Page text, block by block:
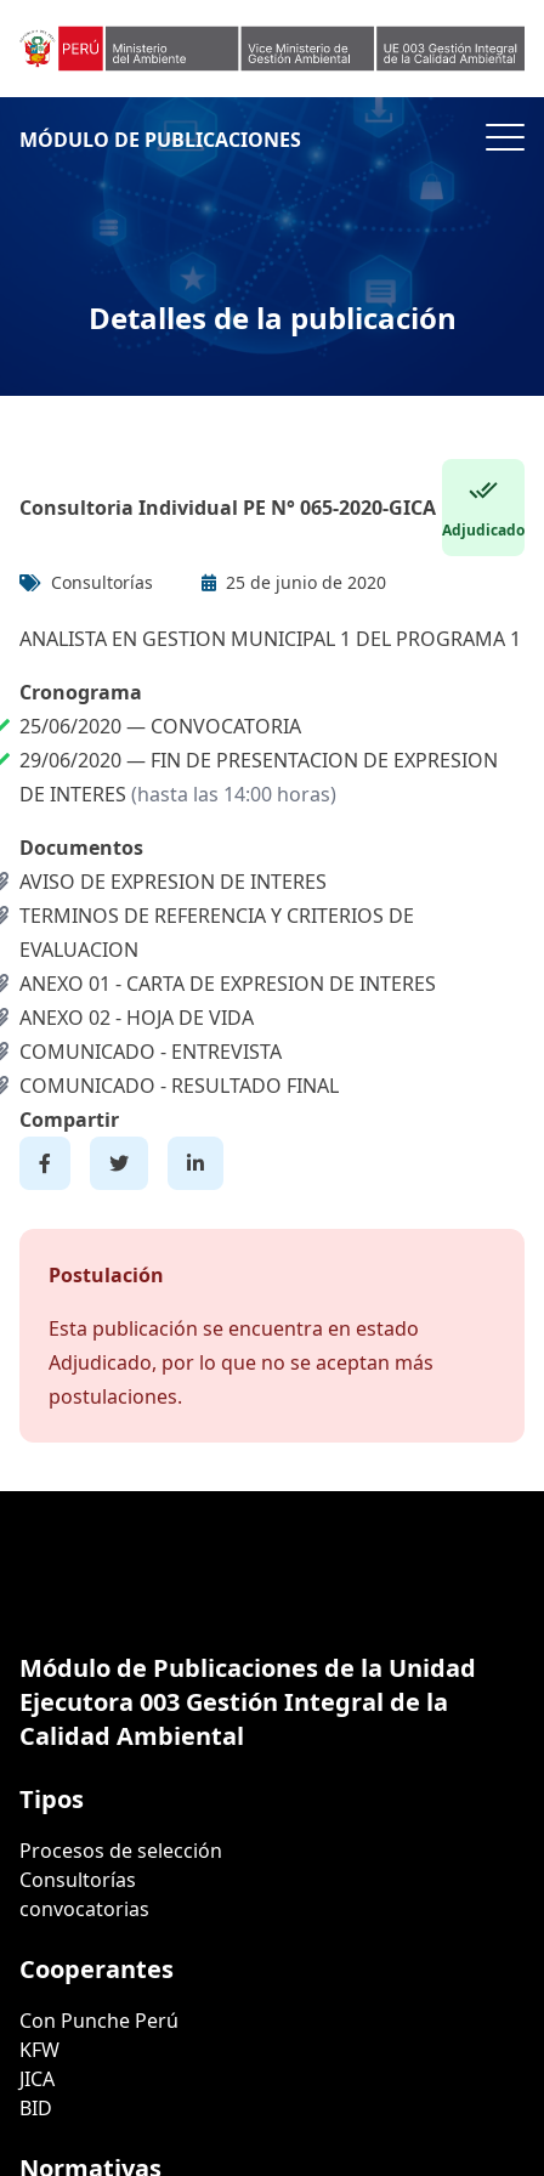
MÓDULO DE PUBLICACIONES
Detalles de la publicación
Consultoria Individual PE N° 065-2020-GICA
Adjudicado
Consultorías 25 de junio de 2020
ANALISTA EN GESTION MUNICIPAL 1 DEL PROGRAMA 1
Cronograma
25/06/2020 — CONVOCATORIA
29/06/2020 — FIN DE PRESENTACION DE EXPRESION
DE INTERES (hasta las 14:00 horas)
Documentos
AVISO DE EXPRESION DE INTERES
TERMINOS DE REFERENCIA Y CRITERIOS DE
EVALUACION
ANEXO 01 - CARTA DE EXPRESION DE INTERES
ANEXO 02 - HOJA DE VIDA
COMUNICADO - ENTREVISTA
COMUNICADO - RESULTADO FINAL
Compartir
Postulación
Esta publicación se encuentra en estado
Adjudicado, por lo que no se aceptan más
postulaciones.
Módulo de Publicaciones de la Unidad
Ejecutora 003 Gestión Integral de la
Calidad Ambiental
Tipos
Procesos de selección
Consultorías
convocatorias
Cooperantes
Con Punche Perú
KFW
JICA
BID
Normativas